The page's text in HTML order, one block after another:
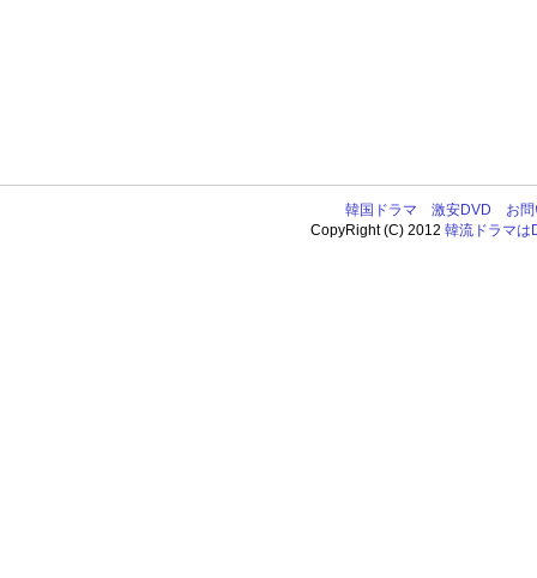
韓国ドラマ 激安DVD
お
CopyRight (C) 2012韓流ドラマは